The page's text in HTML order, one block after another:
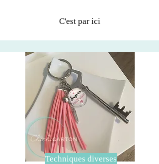
C'est par ici
Techniques diverses